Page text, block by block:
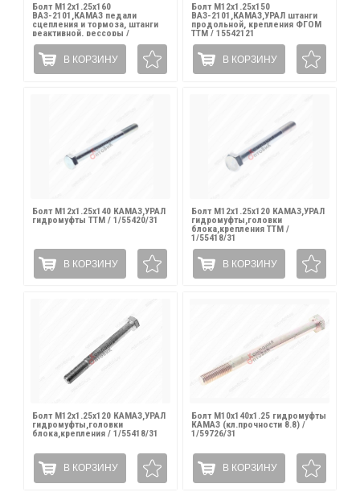
Болт М12х1.25х160
ВАЗ-2101,КАМАЗ педали
сцепления и тормоза, штанги
реактивной, рессоры /
15542221
В КОРЗИНУ
Болт М12х1.25х150
ВАЗ-2101,КАМАЗ,УРАЛ штанги
продольной, крепления ФГОМ
ТТМ / 15542121
В КОРЗИНУ
Болт М12х1.25х140 КАМАЗ,УРАЛ
гидромуфты ТТМ / 1/55420/31
В КОРЗИНУ
Болт М12х1.25х120 КАМАЗ,УРАЛ
гидромуфты,головки
блока,крепления ТТМ /
1/55418/31
В КОРЗИНУ
Болт М12х1.25х120 КАМАЗ,УРАЛ
гидромуфты,головки
блока,крепления / 1/55418/31
В КОРЗИНУ
Болт М10х140х1.25 гидромуфты
КАМАЗ (кл.прочности 8.8) /
1/59726/31
В КОРЗИНУ